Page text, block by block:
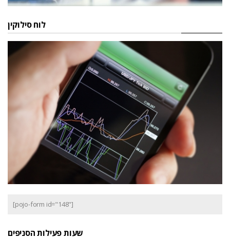
לוח סילוקין
[pojo-form id="148"]
שעות פעילות הסניפים